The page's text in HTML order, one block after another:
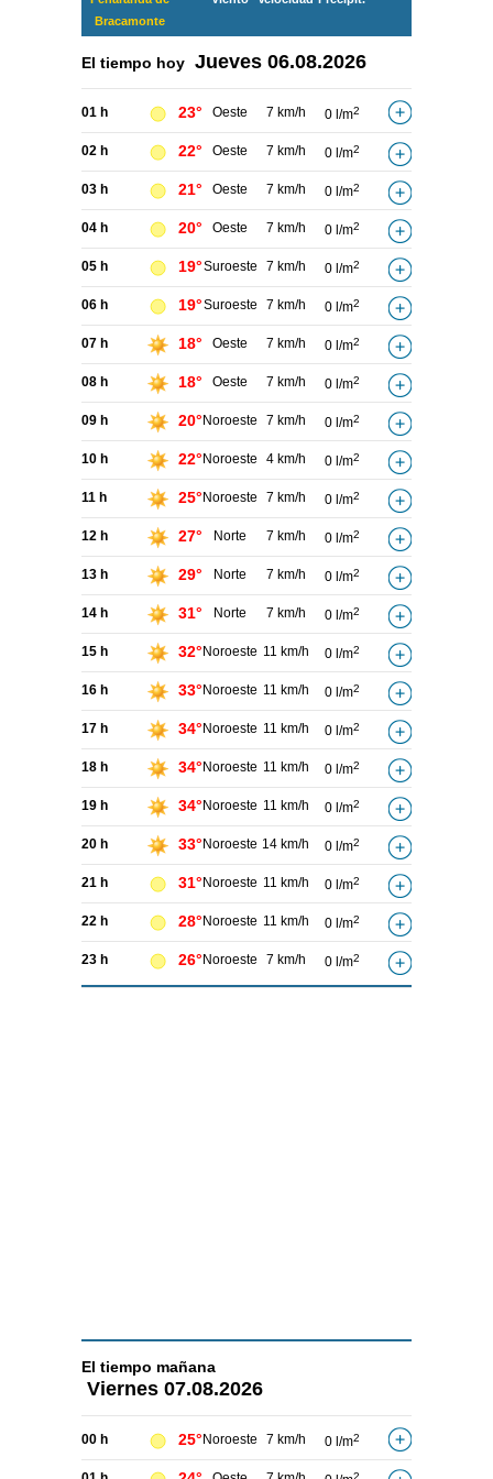
Bracamonte
El tiempo hoy Jueves 06.08.2026
01 h 23° Oeste 7 km/h 0 l/m2
02 h 22° Oeste 7 km/h 0 l/m2
03 h 21° Oeste 7 km/h 0 l/m2
04 h 20° Oeste 7 km/h 0 l/m2
05 h 19°Suroeste 7 km/h 0 l/m2
06 h 19°Suroeste 7 km/h 0 l/m2
07 h 18° Oeste 7 km/h 0 l/m2
08 h 18° Oeste 7 km/h 0 l/m2
09 h 20° Noroeste 7 km/h 0 l/m2
10 h 22° Noroeste 4 km/h 0 l/m2
11 h 25° Noroeste 7 km/h 0 l/m2
12 h 27° Norte 7 km/h 0 l/m2
13 h 29° Norte 7 km/h 0 l/m2
14 h 31° Norte 7 km/h 0 l/m2
15 h 32° Noroeste 11 km/h 0 l/m2
16 h 33° Noroeste 11 km/h 0 l/m2
17 h 34° Noroeste 11 km/h 0 l/m2
18 h 34° Noroeste 11 km/h 0 l/m2
19 h 34° Noroeste 11 km/h 0 l/m2
20 h 33° Noroeste 14 km/h 0 l/m2
21 h 31° Noroeste 11 km/h 0 l/m2
22 h 28° Noroeste 11 km/h 0 l/m2
23 h 26° Noroeste 7 km/h 0 l/m2
El tiempo mañana
Viernes 07.08.2026
00 h 25° Noroeste 7 km/h 0 l/m2